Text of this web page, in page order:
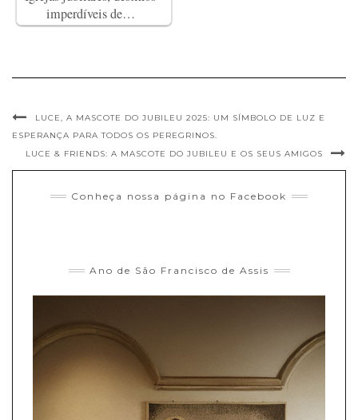
imperdíveis de…
LUCE, A MASCOTE DO JUBILEU 2025: UM SÍMBOLO DE LUZ E
ESPERANÇA PARA TODOS OS PEREGRINOS.
LUCE & FRIENDS: A MASCOTE DO JUBILEU E OS SEUS AMIGOS
Conheça nossa página no Facebook
Ano de São Francisco de Assis